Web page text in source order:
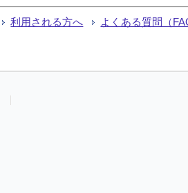
利用される方へ よくある質問（